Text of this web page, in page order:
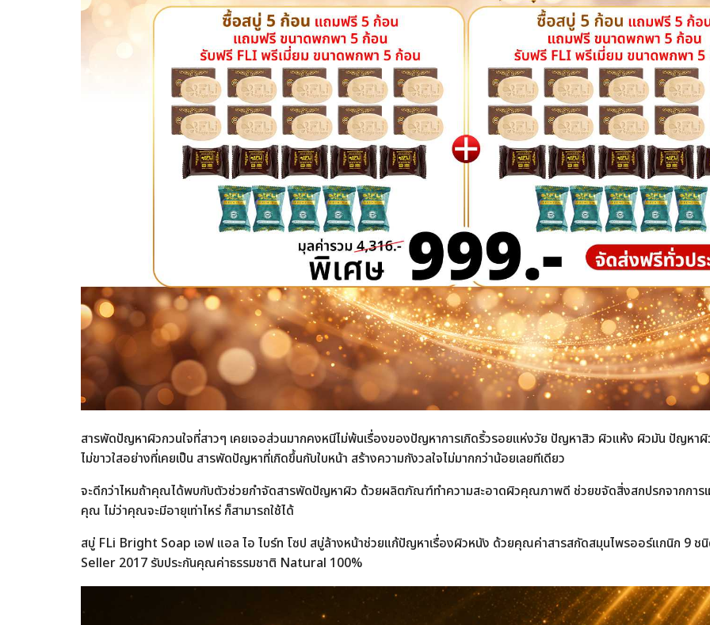
สารพัดปัญหาผิวกวนใจที่สาวๆ เคยเจอส่วนมากคงหนีไม่พ้นเรื่องของปัญหาการเกิดริ้วรอยแห่งวัย ปัญหาสิว ผิวแห้ง ผิวมัน ปัญหาผิ
ไม่ขาวใสอย่างที่เคยเป็น สารพัดปัญหาที่เกิดขึ้นกับใบหน้า สร้างความกังวลใจไม่มากกว่าน้อยเลยทีเดียว
จะดีกว่าไหมถ้าคุณได้พบกับตัวช่วยกำจัดสารพัดปัญหาผิว ด้วยผลิตภัณฑ์ทำความสะอาดผิวคุณภาพดี ช่วยขจัดสิ่งสกปรกจากการเ
คุณ ไม่ว่าคุณจะมีอายุเท่าไหร่ ก็สามารถใช้ได้
สบู่ FLi Bright Soap เอฟ แอล ไอ ไบร์ท โซป สบู่ล้างหน้าช่วยแก้ปัญหาเรื่องผิวหนัง ด้วยคุณค่าสารสกัดสมุนไพรออร์แกนิก 9 ช
Seller 2017 รับประกันคุณค่าธรรมชาติ Natural 100%